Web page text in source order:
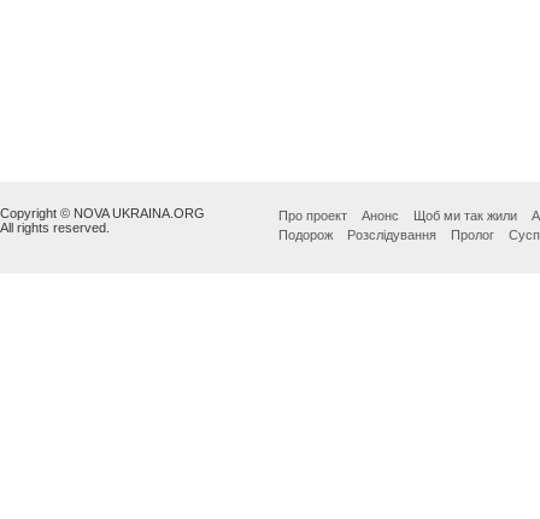
Copyright © NOVA UKRAINA.ORG
All rights reserved.
Про проект Анонс Щоб ми так жили
Подорож
Розслідування Пролог